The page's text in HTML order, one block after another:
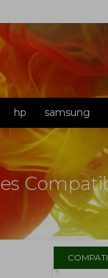
hp samsung